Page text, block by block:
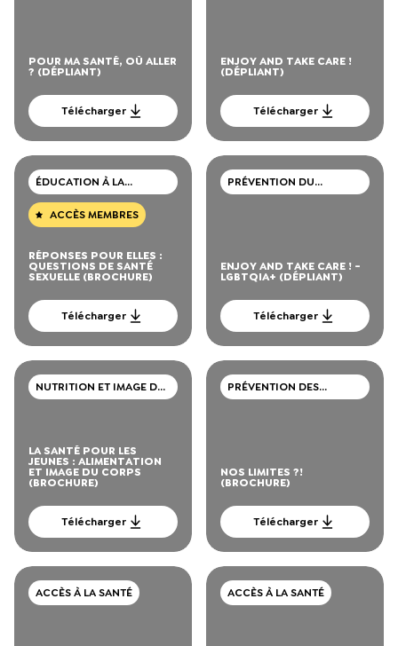
POUR MA SANTÉ, OÙ ALLER
? (DÉPLIANT)
Télécharger
ENJOY AND TAKE CARE !
(DÉPLIANT)
Télécharger
ÉDUCATION À LA
SEXUALITÉ
ACCÈS MEMBRES
RÉPONSES POUR ELLES :
QUESTIONS DE SANTÉ
SEXUELLE (BROCHURE)
Télécharger
PRÉVENTION DU
VIH/SIDA, IST, HÉPATITE
ENJOY AND TAKE CARE ! -
LGBTQIA+ (DÉPLIANT)
Télécharger
NUTRITION ET IMAGE DU
CORPS
LA SANTÉ POUR LES
JEUNES : ALIMENTATION
ET IMAGE DU CORPS
(BROCHURE)
Télécharger
PRÉVENTION DES
CONSOMMATIONS DE
NOS LIMITES ?!
(BROCHURE)
Télécharger
ACCÈS À LA SANTÉ ACCÈS À LA SANTÉ